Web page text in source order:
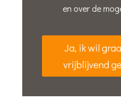
en over de
Ja, ik wil
vrijblijvend